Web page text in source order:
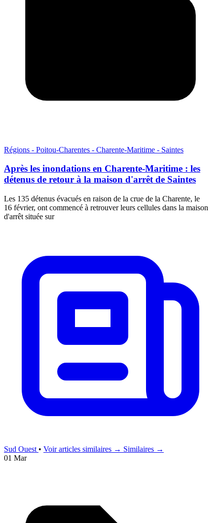
Régions - Poitou-Charentes - Charente-Maritime - Saintes
Après les inondations en Charente-Maritime : les
détenus de retour à la maison d'arrêt de Saintes
Les 135 détenus évacués en raison de la crue de la Charente, le
16 février, ont commencé à retrouver leurs cellules dans la maison
d'arrêt située sur
Sud Ouest • Voir articles similaires → Similaires →
01 Mar